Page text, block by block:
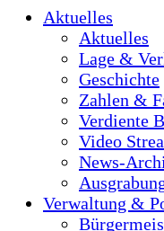
Aktuelles
Aktuelles
Lage &
Geschichte
Zahlen &
Verdiente
Video
News-
Verwaltung &